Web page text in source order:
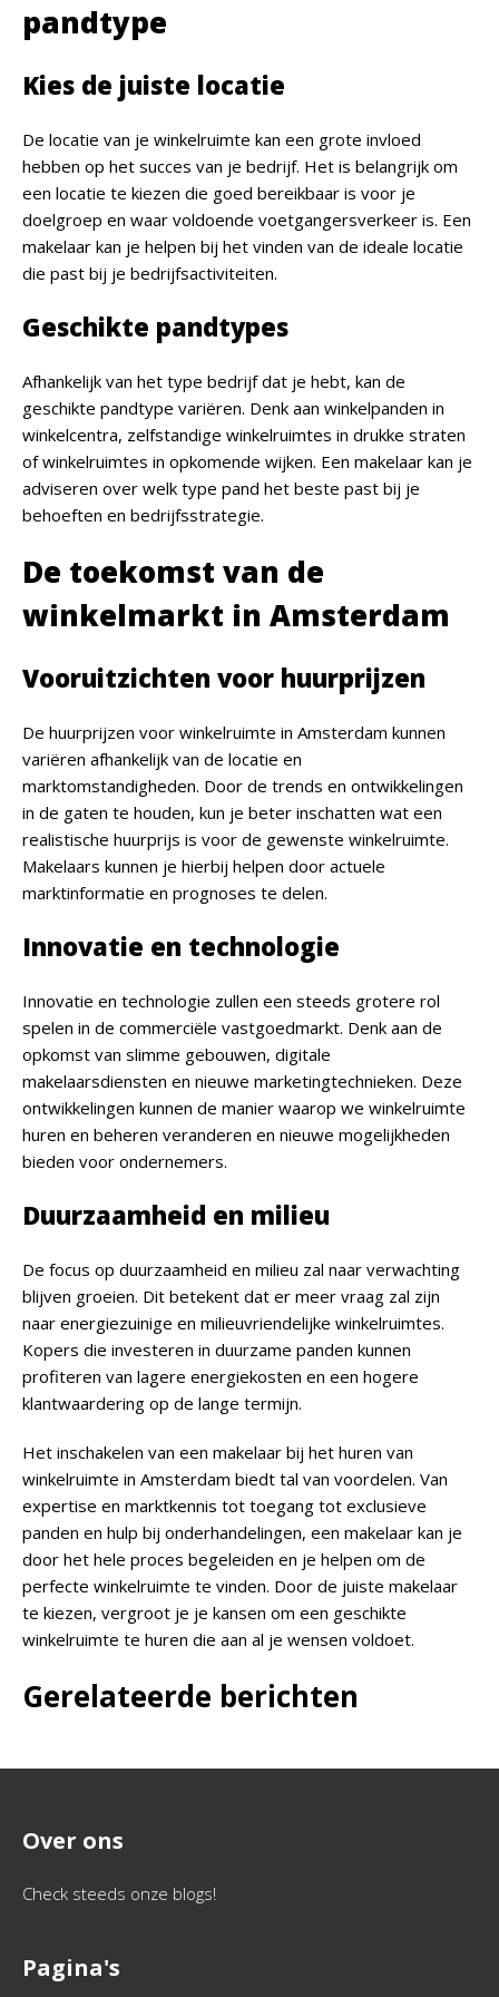
pandtype
Kies de juiste locatie
De locatie van je winkelruimte kan een grote invloed
hebben op het succes van je bedrijf. Het is belangrijk om
een locatie te kiezen die goed bereikbaar is voor je
doelgroep en waar voldoende voetgangersverkeer is. Een
makelaar kan je helpen bij het vinden van de ideale locatie
die past bij je bedrijfsactiviteiten.
Geschikte pandtypes
Afhankelijk van het type bedrijf dat je hebt, kan de
geschikte pandtype variëren. Denk aan winkelpanden in
winkelcentra, zelfstandige winkelruimtes in drukke straten
of winkelruimtes in opkomende wijken. Een makelaar kan je
adviseren over welk type pand het beste past bij je
behoeften en bedrijfsstrategie.
De toekomst van de
winkelmarkt in Amsterdam
Vooruitzichten voor huurprijzen
De huurprijzen voor winkelruimte in Amsterdam kunnen
variëren afhankelijk van de locatie en
marktomstandigheden. Door de trends en ontwikkelingen
in de gaten te houden, kun je beter inschatten wat een
realistische huurprijs is voor de gewenste winkelruimte.
Makelaars kunnen je hierbij helpen door actuele
marktinformatie en prognoses te delen.
Innovatie en technologie
Innovatie en technologie zullen een steeds grotere rol
spelen in de commerciële vastgoedmarkt. Denk aan de
opkomst van slimme gebouwen, digitale
makelaarsdiensten en nieuwe marketingtechnieken. Deze
ontwikkelingen kunnen de manier waarop we winkelruimte
huren en beheren veranderen en nieuwe mogelijkheden
bieden voor ondernemers.
Duurzaamheid en milieu
De focus op duurzaamheid en milieu zal naar verwachting
blijven groeien. Dit betekent dat er meer vraag zal zijn
naar energiezuinige en milieuvriendelijke winkelruimtes.
Kopers die investeren in duurzame panden kunnen
profiteren van lagere energiekosten en een hogere
klantwaardering op de lange termijn.
Het inschakelen van een makelaar bij het huren van
winkelruimte in Amsterdam biedt tal van voordelen. Van
expertise en marktkennis tot toegang tot exclusieve
panden en hulp bij onderhandelingen, een makelaar kan je
door het hele proces begeleiden en je helpen om de
perfecte winkelruimte te vinden. Door de juiste makelaar
te kiezen, vergroot je je kansen om een geschikte
winkelruimte te huren die aan al je wensen voldoet.
Gerelateerde berichten
Over ons
Check steeds onze blogs!
Pagina's